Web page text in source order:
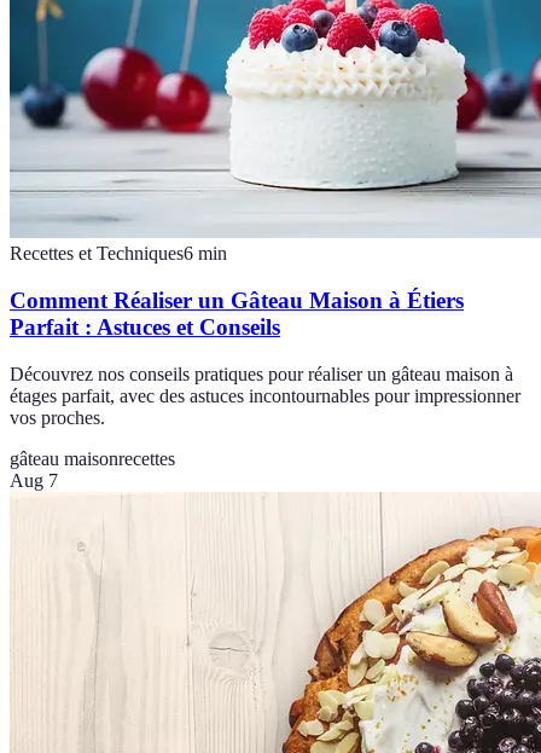
Recettes et Techniques6 min
Comment Réaliser un Gâteau Maison à Étiers
Parfait : Astuces et Conseils
Découvrez nos conseils pratiques pour réaliser un gâteau maison à
étages parfait, avec des astuces incontournables pour impressionner
vos proches.
gâteau maisonrecettes
Aug 7